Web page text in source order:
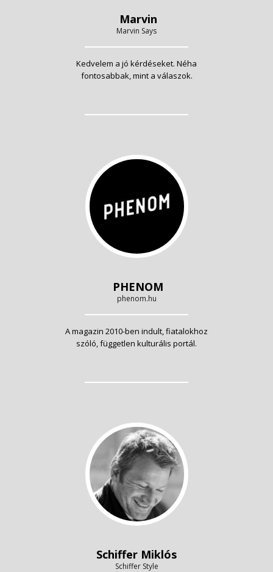
Marvin
Marvin Says
Kedvelem a jó kérdéseket. Néha
fontosabbak, mint a válaszok.
PHENOM
phenom.hu
A magazin 2010-ben indult, fiatalokhoz
szóló, független kulturális portál.
Schiffer Miklós
Schiffer Style